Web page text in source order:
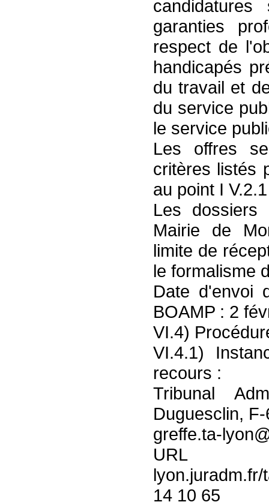
garanties
respect de
handicapés
du travail et
du service
le service
Les offres
critères listés
au point I V.2.1
Les
Mairie de
limite de
le formalisme
Date d'envoi
BOAMP : 2
VI.4)
VI.4.1)
recours :
Tribunal
Duguesclin,
greffe.ta-
URL :
14 10 65